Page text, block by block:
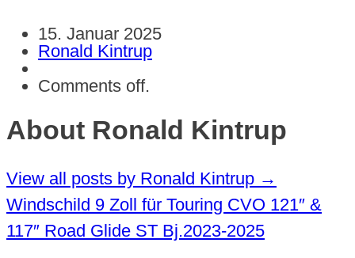
15. Januar 2025
Ronald Kintrup
Comments off.
About Ronald Kintrup
View all posts by Ronald Kintrup →
Windschild 9 Zoll für Touring CVO 121″ &
117″ Road Glide ST Bj.2023-2025